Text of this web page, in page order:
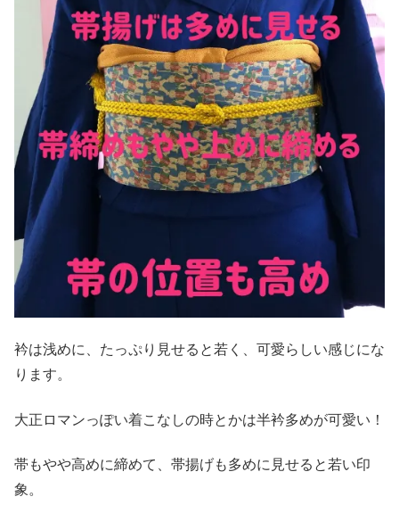
衿は浅めに、たっぷり見せると若く、可愛らしい感じにな
ります。
大正ロマンっぽい着こなしの時とかは半衿多めが可愛い！
帯もやや高めに締めて、帯揚げも多めに見せると若い印
象。